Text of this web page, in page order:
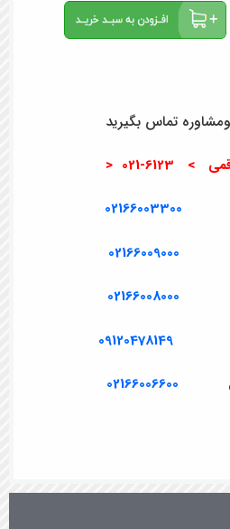
تماس بگیرید
021 <
02166003300
02166009000
02166008000
09120478149
02166006600